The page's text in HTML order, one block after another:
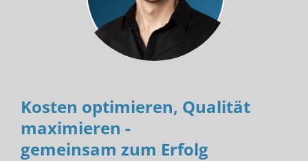
Kosten optimieren, Qualität
maximieren -
gemeinsam zum Erfolg